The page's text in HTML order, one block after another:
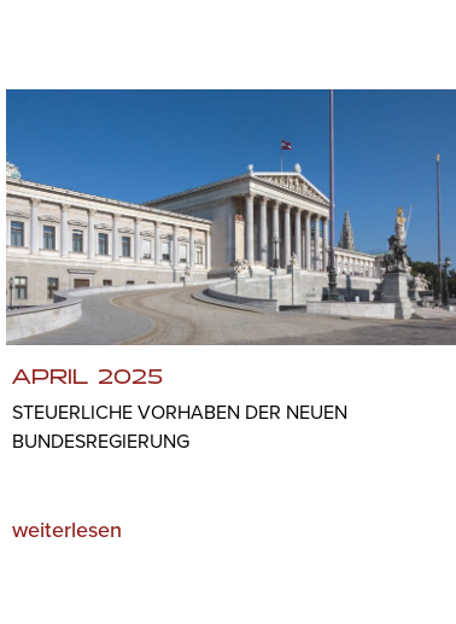
APRIL 2025
STEUERLICHE VORHABEN DER NEUEN
BUNDESREGIERUNG
weiterlesen